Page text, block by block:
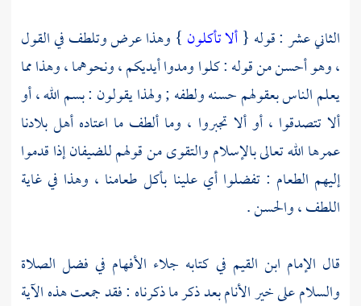
الثاني عشر : قوله {ألا تأكلون } وهذا عرض وتلطف في القول
، وهو أحسن من قوله : كلوا ومدوا أيديكم ، ونحوهما ، وهذا مما
يعلم الناس بعقولهم حسنه ولطفه ; ولهذا يقولون : بسم الله ، أو
ألا تتصدقوا ، أو ألا تجبروا ، وما ألطف ما اعتاده أهل بلادنا
عمرها الله تعالى بالإسلام والتقوى من قولهم للضيفان إذا قدموا
إليهم الطعام : تفضلوا أي علينا بأكل طعامنا ، وهذا في غاية
اللطف ، والحسن .
قال الإمام ابن القيم في كتابه جلاء الأفهام في فضل الصلاة
والسلام على خير الأنام بعد ذكر ما ذكرناه : فقد جمعت هذه الآية